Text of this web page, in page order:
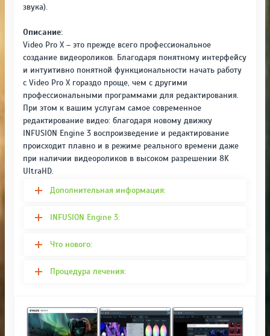
звука).
Описание:
Video Pro X – это прежде всего профессиональное
создание видеороликов. Благодаря понятному интерфейсу
и интуитивно понятной функциональности начать работу
с Video Pro X гораздо проще, чем с другими
профессиональными программами для редактирования.
При этом к вашим услугам самое современное
редактирование видео: благодаря новому движку
INFUSION Engine 3 воспроизведение и редактирование
происходит плавно и в режиме реального времени даже
при наличии видеороликов в высоком разрешении 8K
UltraHD.
Дополнительная информация:
INFUSION Engine 3:
Что нового:
Процедура лечения: